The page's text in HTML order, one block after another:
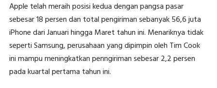
Apple telah meraih posisi kedua dengan pangsa pasar
sebesar 18 persen dan total pengiriman sebanyak 56,6 juta
iPhone dari Januari hingga Maret tahun ini. Menariknya tidak
seperti Samsung, perusahaan yang dipimpin oleh Tim Cook
ini mampu meningkatkan penngiriman sebesar 2,2 persen
pada kuartal pertama tahun ini.